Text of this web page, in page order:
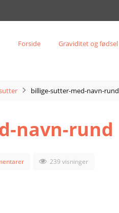
Forside Graviditet og fødsel
billige-sutter-med-navn-rund
navn-rund
239 visninger